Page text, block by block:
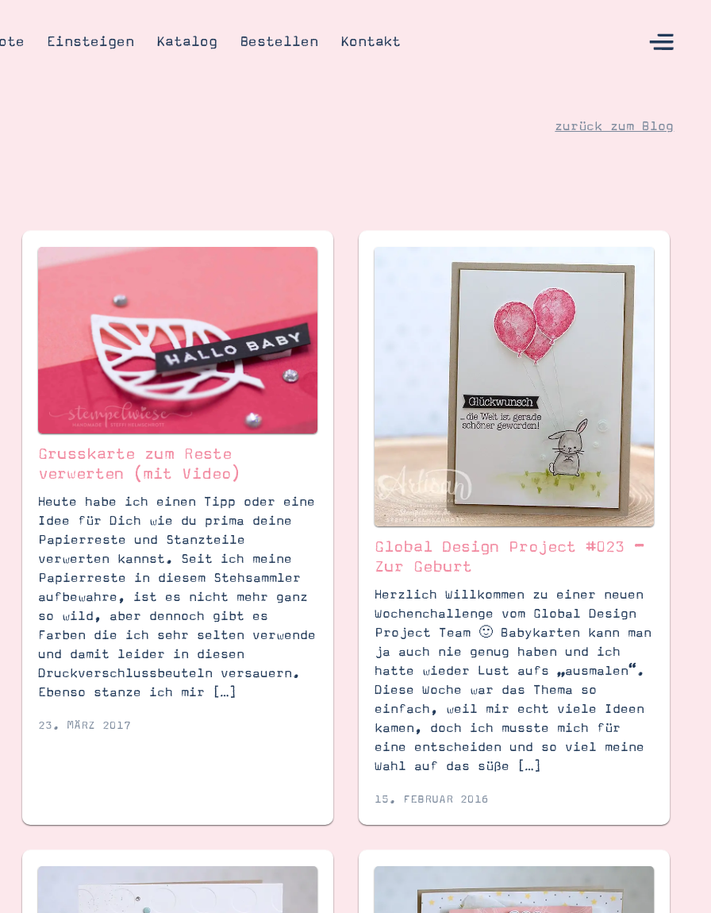
Einsteigen Katalog Bestellen Kontakt
Up!
SUCHE
zurück zum Blog
Grusskarte zum Reste
verwerten (mit Video)
Heute habe ich einen Tipp oder eine
Idee für Dich wie du prima deine
Papierreste und Stanzteile
verwerten kannst. Seit ich meine
Papierreste in diesem Stehsammler
aufbewahre, ist es nicht mehr ganz
so wild, aber dennoch gibt es
Farben die ich sehr selten verwende
und damit leider in diesen
Druckverschlussbeuteln versauern.
Ebenso stanze ich mir […]
23. MÄRZ 2017
Global Design Project #023 –
Zur Geburt
Herzlich Willkommen zu einer neuen
Wochenchallenge vom Global Design
Project Team 🙂 Babykarten kann man
ja auch nie genug haben und ich
hatte wieder Lust aufs „ausmalen“.
Diese Woche war das Thema so
einfach, weil mir echt viele Ideen
kamen, doch ich musste mich für
eine entscheiden und so viel meine
Wahl auf das süße […]
15. FEBRUAR 2016